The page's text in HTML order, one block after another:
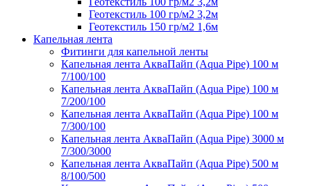
Геотекстиль 100 гр/м2 3,2м
Геотекстиль 150 гр/м2 1,6м
Капельная лента
Фитинги для капельной ленты
Капельная лента АкваПайп (Aqua Pipe) 100 м
7/100/100
Капельная лента АкваПайп (Aqua Pipe) 100 м
7/200/100
Капельная лента АкваПайп (Aqua Pipe) 100 м
7/300/100
Капельная лента АкваПайп (Aqua Pipe) 3000 м
7/300/3000
Капельная лента АкваПайп (Aqua Pipe) 500 м
8/100/500